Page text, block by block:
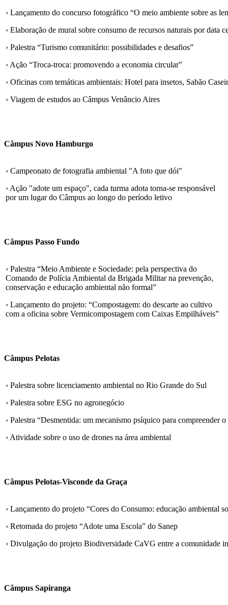
› Lançamento do concurso fotográfico “O meio ambiente sobre as
› Elaboração de mural sobre consumo de recursos naturais por data
› Palestra “Turismo comunitário: possibilidades e desafios”
› Ação “Troca-troca: promovendo a economia circular”
› Oficinas com temáticas ambientais: Hotel para insetos, Sabão
› Viagem de estudos ao Câmpus Venâncio Aires
Câmpus Novo Hamburgo
› Campeonato de fotografia ambiental "A foto que dói"
› Ação "adote um espaço", cada turma adota torna-se responsável
por um lugar do Câmpus ao longo do período letivo
Câmpus Passo Fundo
› Palestra “Meio Ambiente e Sociedade: pela perspectiva do
Comando de Polícia Ambiental da Brigada Militar na prevenção,
conservação e educação ambiental não formal”
› Lançamento do projeto: “Compostagem: do descarte ao cultivo
com a oficina sobre Vermicompostagem com Caixas Empilháveis”
Câmpus Pelotas
› Palestra sobre licenciamento ambiental no Rio Grande do Sul
› Palestra sobre ESG no agronegócio
› Palestra “Desmentida: um mecanismo psíquico para compreender
› Atividade sobre o uso de drones na área ambiental
Câmpus Pelotas-Visconde da Graça
› Lançamento do projeto “Cores do Consumo: educação ambiental
› Retomada do projeto “Adote uma Escola” do Sanep
› Divulgação do projeto Biodiversidade CaVG entre a comunidade
Câmpus Sapiranga